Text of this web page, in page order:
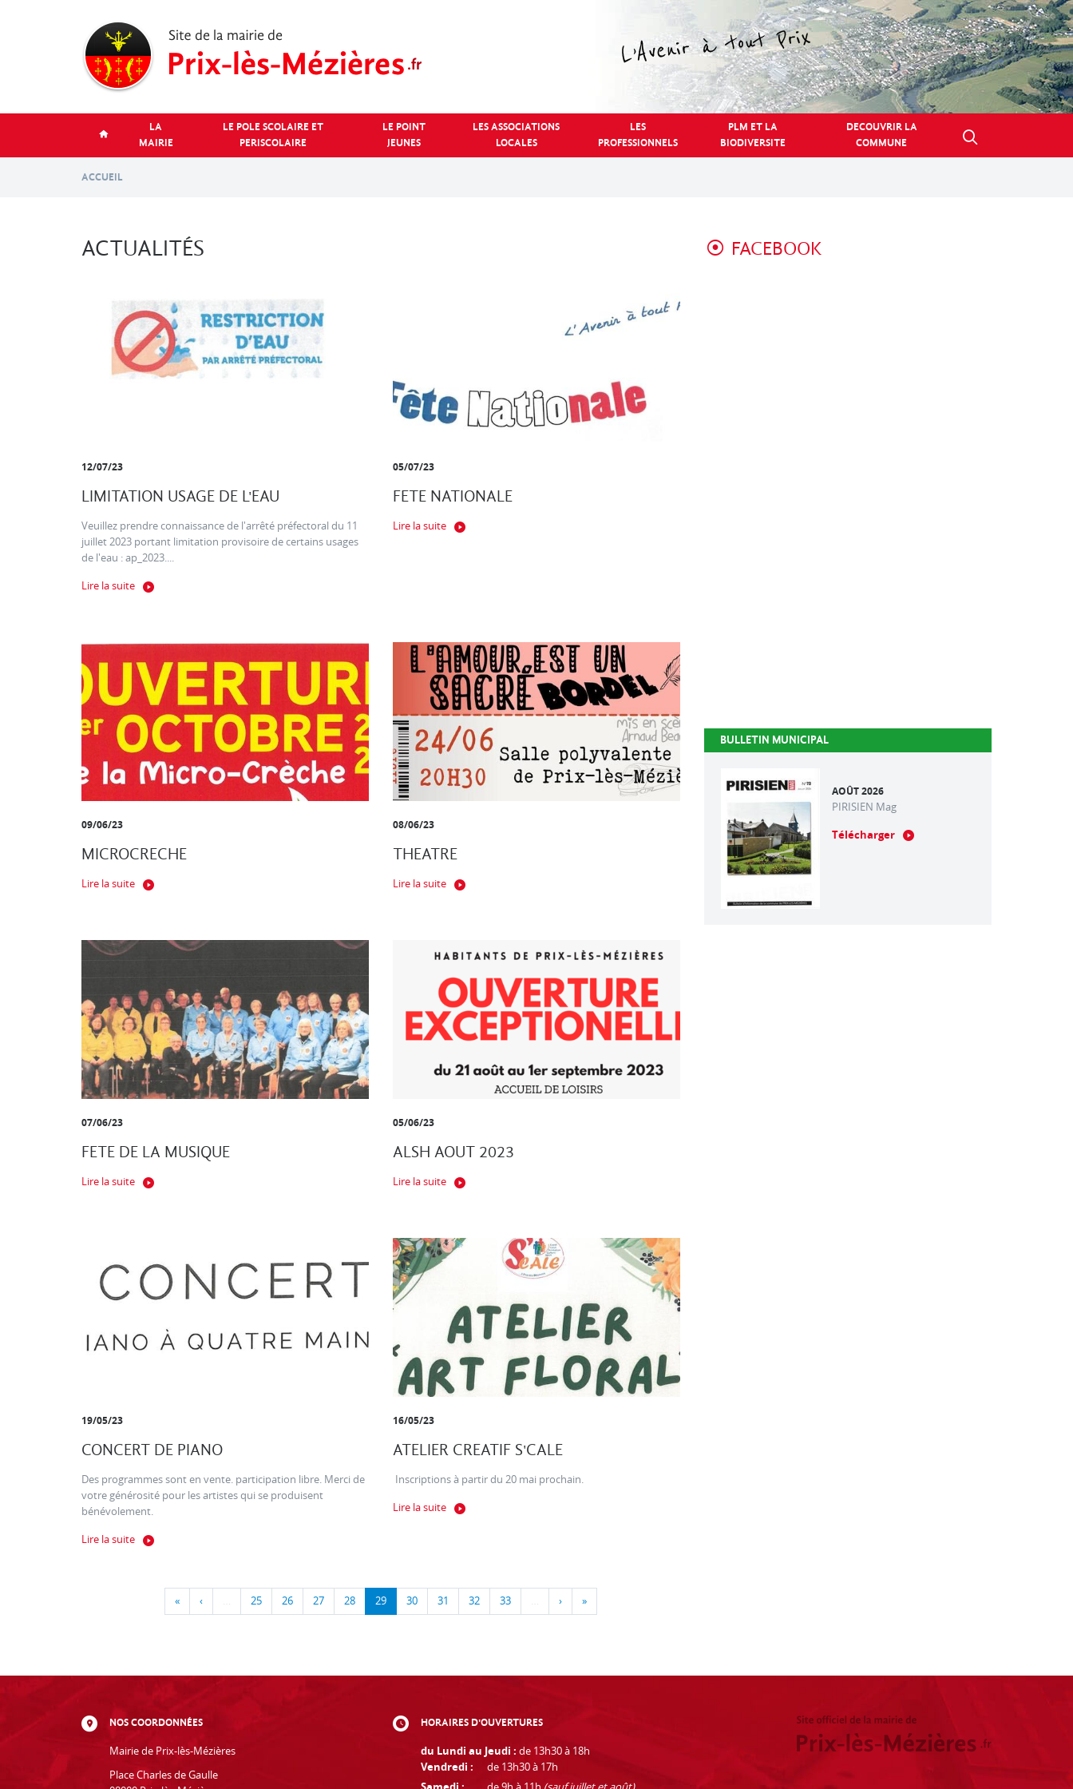
LA
MAIRIE
LE POLE SCOLAIRE ET
PERISCOLAIRE
LE POINT
JEUNES
LES ASSOCIATIONS
LOCALES
LES
PROFESSIONNELS
PLM ET LA
BIODIVERSITE
DECOUVRIR LA
COMMUNE
ACCUEIL
ACTUALITÉS
12/07/23
LIMITATION USAGE DE L'EAU
Veuillez prendre connaissance de l'arrêté préfectoral du 11
juillet 2023 portant limitation provisoire de certains usages
de l'eau : ap_2023....
Lire la suite
05/07/23
FETE NATIONALE
Lire la suite
09/06/23
MICROCRECHE
Lire la suite
08/06/23
THEATRE
Lire la suite
07/06/23
FETE DE LA MUSIQUE
Lire la suite
05/06/23
ALSH AOUT 2023
Lire la suite
19/05/23
CONCERT DE PIANO
Des programmes sont en vente. participation libre. Merci de
votre générosité pour les artistes qui se produisent
bénévolement.
Lire la suite
16/05/23
ATELIER CREATIF S'CALE
Inscriptions à partir du 20 mai prochain.
Lire la suite
« ‹ … 25 26 27 28 29 30 31 32 33 … › »
FACEBOOK
BULLETIN MUNICIPAL
AOÛT 2026
PIRISIEN Mag
Télécharger
NOS COORDONNÉES
Mairie de Prix-lès-Mézières
Place Charles de Gaulle
HORAIRES D'OUVERTURES
du Lundi au Jeudi : de 13h30 à 18h
Vendredi :
de 13h30 à 17h